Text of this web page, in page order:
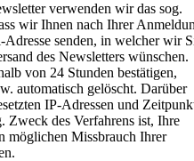
verwenden wir das sog.
wir Ihnen nach Ihrer
senden, in welcher wir
des Newsletters wünschen.
von 24 Stunden bestätigen,
automatisch gelöscht. Darüber
IP-Adressen und
Zweck des Verfahrens ist, Ihre
möglichen Missbrauch Ihrer